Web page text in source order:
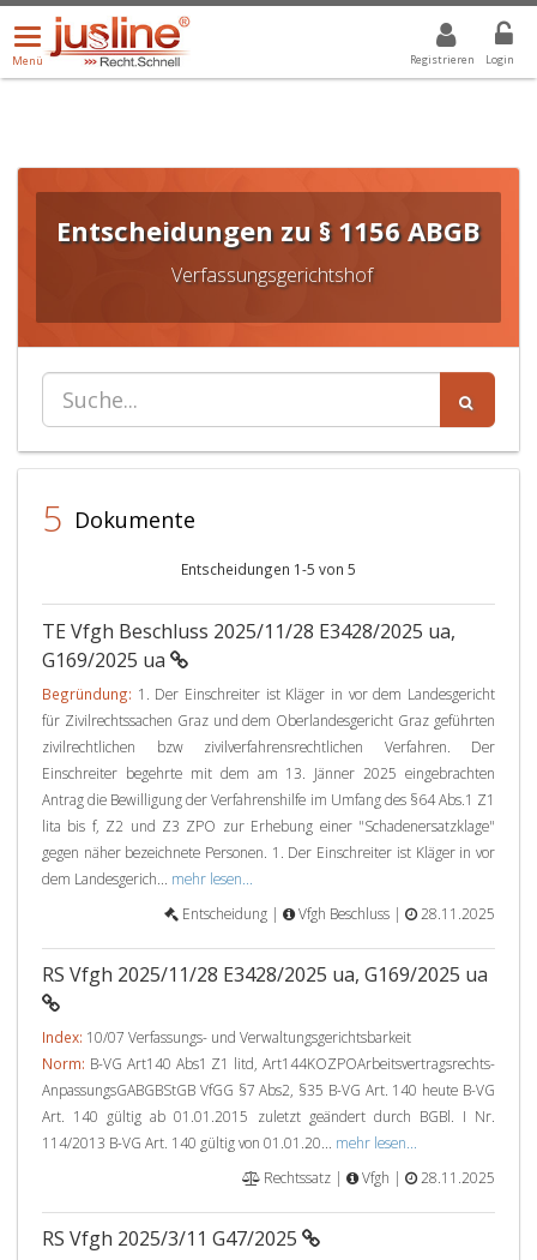
Registrieren Login
Menü
öffnen/schließen
Menü
ALLE DROPDOWN: GEWÄHLTER WERT IST ALLE
Entscheidungen zu § 1156 ABGB
Verfassungsgerichtshof
5 Dokumente
Entscheidungen 1-5 von 5
TE Vfgh Beschluss 2025/11/28 E3428/2025 ua,
G169/2025 ua
Begründung: 1. Der Einschreiter ist Kläger in vor dem Landesgericht
für Zivilrechtssachen Graz und dem Oberlandesgericht Graz geführten
zivilrechtlichen bzw zivilverfahrensrechtlichen Verfahren. Der
Einschreiter begehrte mit dem am 13. Jänner 2025 eingebrachten
Antrag die Bewilligung der Verfahrenshilfe im Umfang des §64 Abs.1 Z1
lita bis f, Z2 und Z3 ZPO zur Erhebung einer "Schadenersatzklage"
gegen näher bezeichnete Personen. 1. Der Einschreiter ist Kläger in vor
dem Landesgerich... mehr lesen...
Entscheidung |
Vfgh Beschluss | 28.11.2025
RS Vfgh 2025/11/28 E3428/2025 ua, G169/2025 ua
Index: 10/07 Verfassungs- und Verwaltungsgerichtsbarkeit
Norm: B-VG Art140 Abs1 Z1 litd, Art144KOZPOArbeitsvertragsrechts-
AnpassungsGABGBStGB VfGG §7 Abs2, §35 B-VG Art. 140 heute B-VG
Art. 140 gültig ab 01.01.2015 zuletzt geändert durch BGBl. I Nr.
114/2013 B-VG Art. 140 gültig von 01.01.20... mehr lesen...
Rechtssatz |
Vfgh | 28.11.2025
RS Vfgh 2025/3/11 G47/2025